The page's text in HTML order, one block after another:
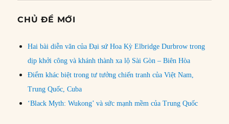
CHỦ ĐỀ MỚI
Hai bài diễn văn của Đại sứ Hoa Kỳ Elbridge Durbrow trong
dịp khởi công và khánh thành xa lộ Sài Gòn – Biên Hòa
Điểm khác biệt trong tư tưởng chiến tranh của Việt Nam,
Trung Quốc, Cuba
‘Black Myth: Wukong’ và sức mạnh mềm của Trung Quốc